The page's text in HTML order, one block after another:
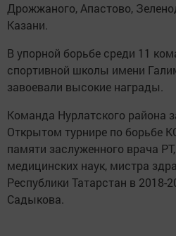
Дрожжаного, Апастово,
Казани.
В упорной борьбе среди 11
спортивной школы имени
завоевали высокие награды.
Команда Нурлатского района
Открытом турнире по борьбе
памяти заслуженного врача
медицинских наук, мистра
Республики Татарстан в 2018-
Садыкова.